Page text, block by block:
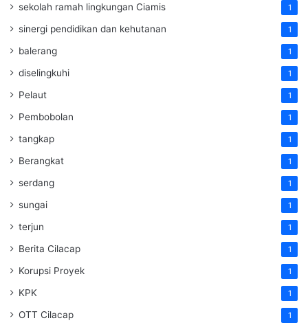
sekolah ramah lingkungan Ciamis 1
sinergi pendidikan dan kehutanan 1
balerang 1
diselingkuhi 1
Pelaut 1
Pembobolan 1
tangkap 1
Berangkat 1
serdang 1
sungai 1
terjun 1
Berita Cilacap 1
Korupsi Proyek 1
KPK 1
OTT Cilacap 1